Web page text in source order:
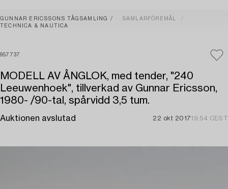
GUNNAR ERICSSONS TÅGSAMLING
SAMLARFÖREMÅL
TECHNICA & NAUTICA
957737
MODELL AV ÅNGLOK, med tender, "240
Leeuwenhoek", tillverkad av Gunnar Ericsson,
1980- /90-tal, spårvidd 3,5 tum.
Auktionen avslutad 22 okt 201719:54 CEST